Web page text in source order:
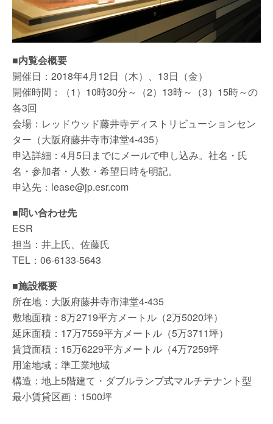
■内覧会概要
開催日：2018年4月12日（木）、13日（金）
開催時間：（1）10時30分～（2）13時～（3）15時～の
各3回
会場：レッドウッド藤井寺ディストリビューションセン
ター（大阪府藤井寺市津堂4-435）
申込詳細：4月5日までにメールで申し込み。社名・氏
名・参加者・人数・希望日時を明記。
申込先：lease@jp.esr.com
■問い合わせ先
ESR
担当：井上氏、佐藤氏
TEL：06-6133-5643
■施設概要
所在地：大阪府藤井寺市津堂4-435
敷地面積：8万2719平方メートル（2万5020坪）
延床面積：17万7559平方メートル（5万3711坪）
賃貸面積：15万6229平方メートル（4万7259坪
用途地域：準工業地域
構造：地上5階建て・ダブルランプ式マルチテナント型
最小賃貸区画：1500坪